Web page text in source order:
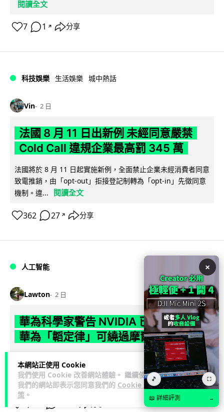
本網站正使用 Cookie
我們使用 Cookie 改善網站體驗。 繼續使用
我們的網站即表示您同意我們的 Cookie 政
策 。
閱讀全文
7 1 ↗ 分享
科技娛樂 生活娛樂 城中熱話
Vin 2 日
法國 8 月 11 日出新例 未經同意嚴禁
Cold Call 違規企業最高罰 345 萬
法國將於 8 月 11 日起實施新例，全面禁止企業未經消費者同意
致電推銷，由「opt-out」拒接登記制轉為「opt-in」先徵同意
機制。違...
閱讀全文
362 27 ↗ 分享
人工智能
Lawton 2 日
華為科學家警告 NVIDIA 已近物理極限
華為「韜定律」可繞過摩爾定律瓶頸
華為半導體首席科學家廖恒罕見接受近 5 小時專訪，警告
NVIDIA 等西方晶片巨頭正逼近物理極限，傳統製程升級已失經
濟效益。他同時介紹華為... 閱讀全文
×
🎵 ⛶
📖 詳細評測 →